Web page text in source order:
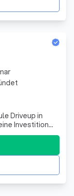
Driveup in
Räder, wir
von